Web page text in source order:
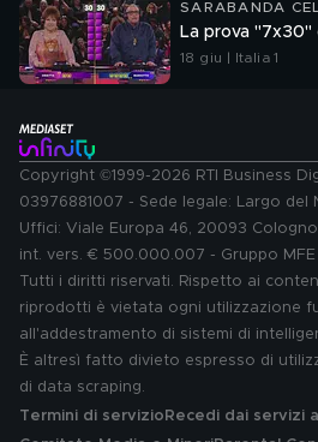
SARABANDA
La prova "7x30"
18 giu | Italia 1
Copyright ©1999-2026 RTI Business
03976881007 - Sede legale: Largo del
Uffici: Viale Europa 46, 20093
int. vers. € 500.000.007 - Gruppo
Tutti i diritti riservati. Rispetto ai
riprodotti è vietata ogni utilizzazione
all'addestramento di sistemi di
È altresì fatto divieto espresso di
di data scraping.
Termini di servizio Recedi dai servizi